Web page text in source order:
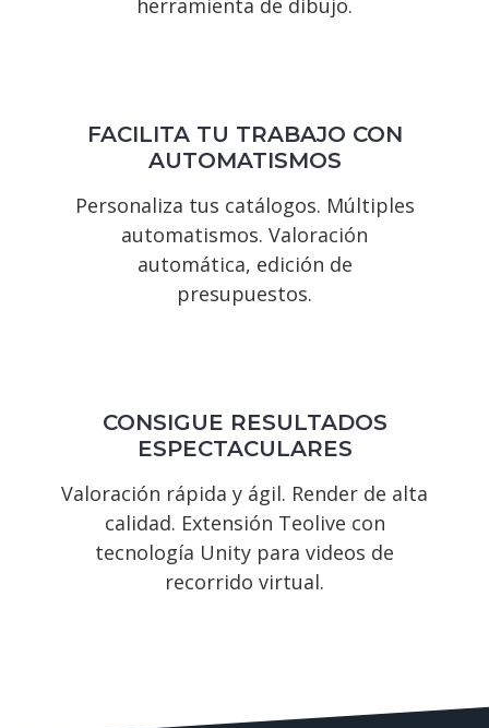
herramienta de dibujo.
FACILITA TU TRABAJO CON
AUTOMATISMOS
Personaliza tus catálogos. Múltiples
automatismos. Valoración
automática, edición de
presupuestos.
CONSIGUE RESULTADOS
ESPECTACULARES
Valoración rápida y ágil. Render de alta
calidad. Extensión Teolive con
tecnología Unity para videos de
recorrido virtual.